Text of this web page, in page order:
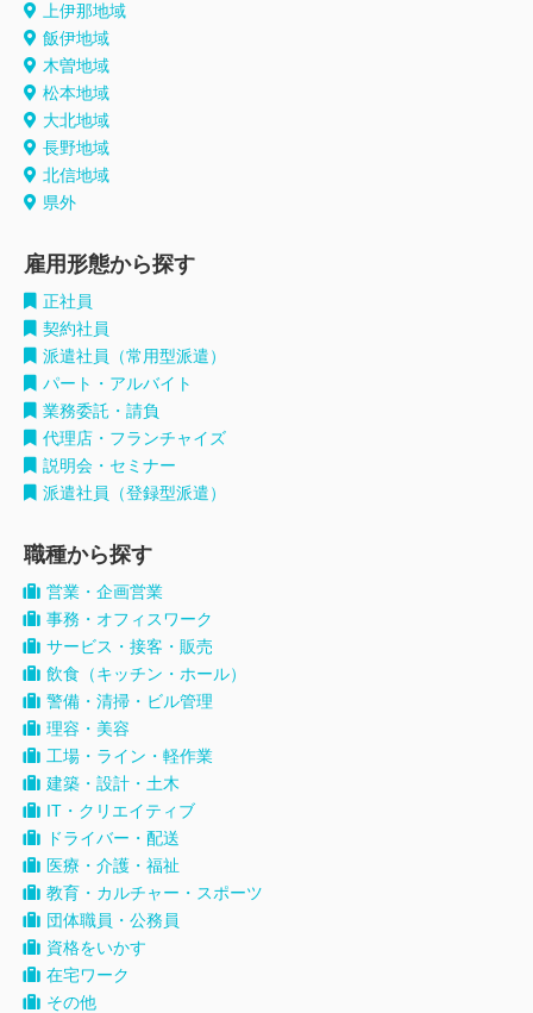
上伊那地域
飯伊地域
木曽地域
松本地域
大北地域
長野地域
北信地域
県外
雇用形態から探す
正社員
契約社員
派遣社員（常用型派遣）
パート・アルバイト
業務委託・請負
代理店・フランチャイズ
説明会・セミナー
派遣社員（登録型派遣）
職種から探す
営業・企画営業
事務・オフィスワーク
サービス・接客・販売
飲食（キッチン・ホール）
警備・清掃・ビル管理
理容・美容
工場・ライン・軽作業
建築・設計・土木
IT・クリエイティブ
ドライバー・配送
医療・介護・福祉
教育・カルチャー・スポーツ
団体職員・公務員
資格をいかす
在宅ワーク
その他